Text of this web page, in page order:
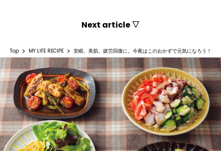
Next article ▽
Top MY LIFE RECIPE 安眠、美肌、疲労回復に。今夜はこのおかずで元気になろう！